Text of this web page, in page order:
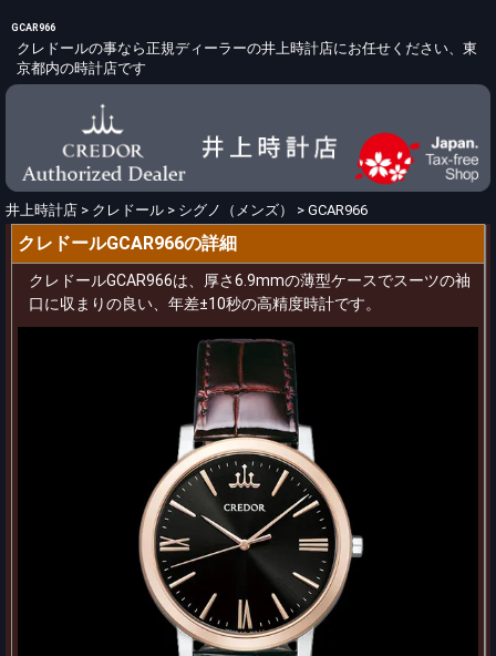
GCAR966
クレドールの事なら正規ディーラーの井上時計店にお任せください、東
京都内の時計店です
井上時計店 > クレドール > シグノ（メンズ） > GCAR966
クレドールGCAR966の詳細
クレドールGCAR966は、厚さ6.9mmの薄型ケースでスーツの袖
口に収まりの良い、年差±10秒の高精度時計です。